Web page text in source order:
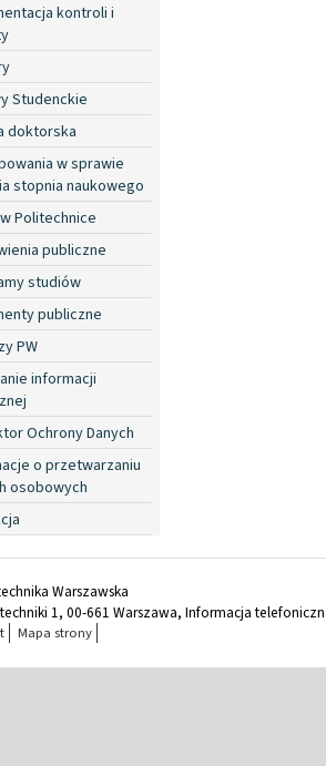
kontroli i
Studenckie
doktorska
w sprawie
stopnia naukowego
Politechnice
publiczne
studiów
publiczne
PW
informacji
Ochrony Danych
o przetwarzaniu
osobowych
Warszawska
1, 00-661 Warszawa, Informacja
Mapa strony